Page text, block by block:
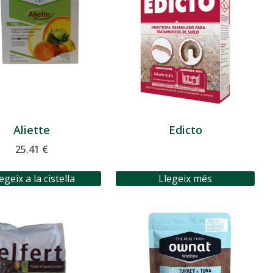
Aliette
25.41 €
a la cistella
Edicto
Llegeix més